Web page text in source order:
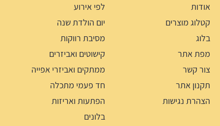
אודות
קטלוג מוצרים
בלוג
מפת אתר
צור קשר
תקנון אתר
הצהרת נגישות
לפי אירוע
יום הולדת שנה
מסיבת רווקות
קישוטים ואביזרים
ממתקים ואביזרי אפייה
חד פעמי מתכלה
הפתעות ואריזות
בלונים